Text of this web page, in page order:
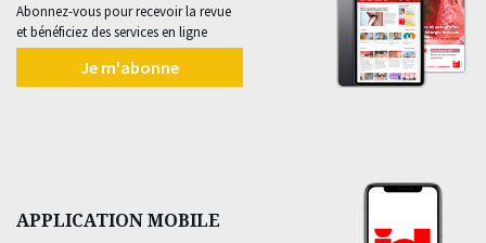
Abonnez-vous pour recevoir la revue
et bénéficiez des services en ligne
Je m'abonne
APPLICATION MOBILE